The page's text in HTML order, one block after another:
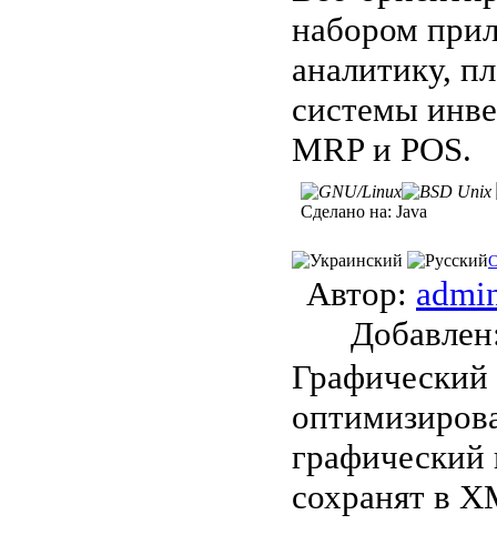
набором
аналитику,
системы
MRP и POS.
Сделано на: Java
Автор:
Графический
сохранят в